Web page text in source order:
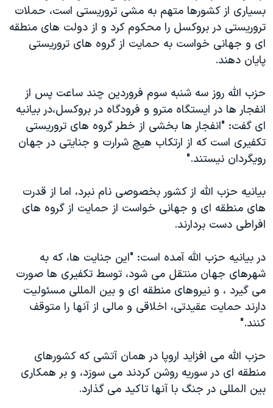
بسیاری از کشورها متهم به مشی تروریستی است، حملات
تروریستی در بروکسل را محکوم کرد و از دولت های منطقه
ای و جهانی خواست به حمایت از گروه های تروریستی
پایان دهند.
حزب الله روز سه شنبه سوم فروردین چند ساعت پس از
انفجار ها در ایستگاه مترو و فرودگاه در بروکسل،در بیانیه
ای گفت: "انفجار ها بخشی از خطر گروه های تروریستی
تکفیری است که از ارتکاب هیچ شرارت و جنایتی در جهان
رویگردان نیستند."
بیانیه حزب الله از کشور بخصوصی نام نبرد، اما از قدرت
های منطقه ای و جهانی خواست از حمایت از گروه های
افراطی دست بردارند.
در بیانیه حزب الله آمده است: "این جنایت ها، که به
شهرهای جهان منتقل می شود، توسط تکفیری ها صورت
می گیرد ، و نیروهای منطقه ای و بین المللی مسئولیت
دارند حمایت عقیدتی، اخلاقی و مالی از آنها را متوقف
کنند."
حزب الله می افزاید اروپا در همان آتشی که کشورهای
منطقه ای در سوریه روشن کردند می سوزد، و بر همکاری
بین المللی در جنگ با آنها تاکید می گذارد.